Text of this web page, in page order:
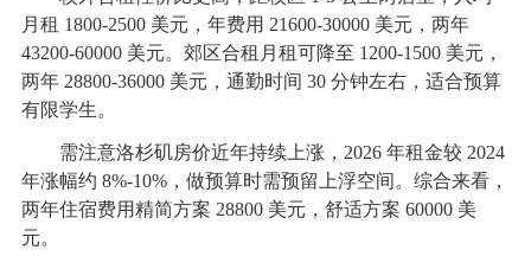
月租 1800-2500 美元，年费用 21600-30000 美元，两年
43200-60000 美元。郊区合租月租可降至 1200-1500 美元，
两年 28800-36000 美元，通勤时间 30 分钟左右，适合预算
有限学生。
需注意洛杉矶房价近年持续上涨，2026 年租金较 2024
年涨幅约 8%-10%，做预算时需预留上浮空间。综合来看，
两年住宿费用精简方案 28800 美元，舒适方案 60000 美
元。